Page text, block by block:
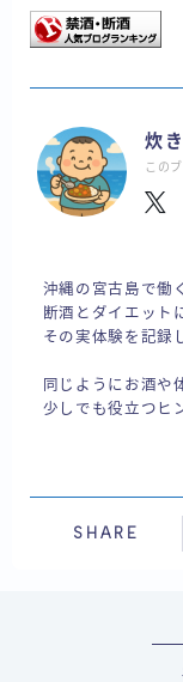
炊
この
沖縄の宮古島で働
断酒とダイエット
その実体験を記録
同じようにお酒や
少しでも役立つヒ
SHARE